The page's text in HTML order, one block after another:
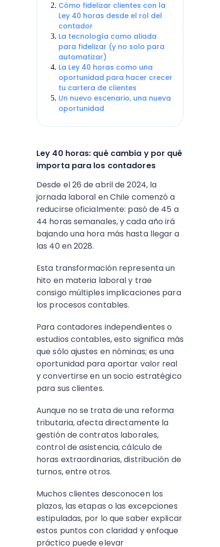
Cómo fidelizar clientes con la
Ley 40 horas desde el rol del
contador
La tecnología como aliada
para fidelizar (y no solo para
automatizar)
La Ley 40 horas como una
oportunidad para hacer crecer
tu cartera de clientes
Un nuevo escenario, una nueva
oportunidad
Ley 40 horas: qué cambia y por qué
importa para los contadores
Desde el 26 de abril de 2024, la
jornada laboral en Chile comenzó a
reducirse oficialmente: pasó de 45 a
44 horas semanales, y cada año irá
bajando una hora más hasta llegar a
las 40 en 2028.
Esta transformación representa un
hito en materia laboral y trae
consigo múltiples implicaciones para
los procesos contables.
Para contadores independientes o
estudios contables, esto significa más
que sólo ajustes en nóminas; es una
oportunidad para aportar valor real
y convertirse en un socio estratégico
para sus clientes.
Aunque no se trata de una reforma
tributaria, afecta directamente la
gestión de contratos laborales,
control de asistencia, cálculo de
horas extraordinarias, distribución de
turnos, entre otros.
Muchos clientes desconocen los
plazos, las etapas o las excepciones
estipuladas, por lo que saber explicar
estos puntos con claridad y enfoque
práctico puede elevar